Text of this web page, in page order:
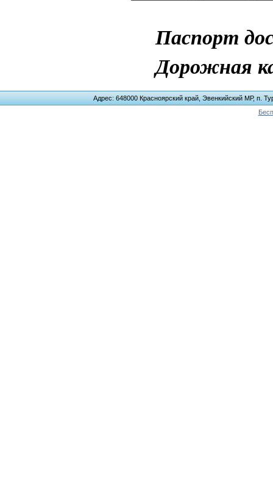
Паспорт
Дорожная
Адрес: 648000 Красноярский край, Эвенкийский МР, п.